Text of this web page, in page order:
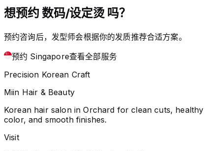
想预约 数码/设定烫 吗？
预约咨询后，发型师会根据你的发质推荐合适方案。
预约 Singapore查看全部服务
Precision Korean Craft
Miin Hair & Beauty
Korean hair salon in Orchard for clean cuts, healthy
color, and smooth finishes.
Visit